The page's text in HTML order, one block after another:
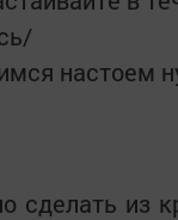
настоем
сделать из